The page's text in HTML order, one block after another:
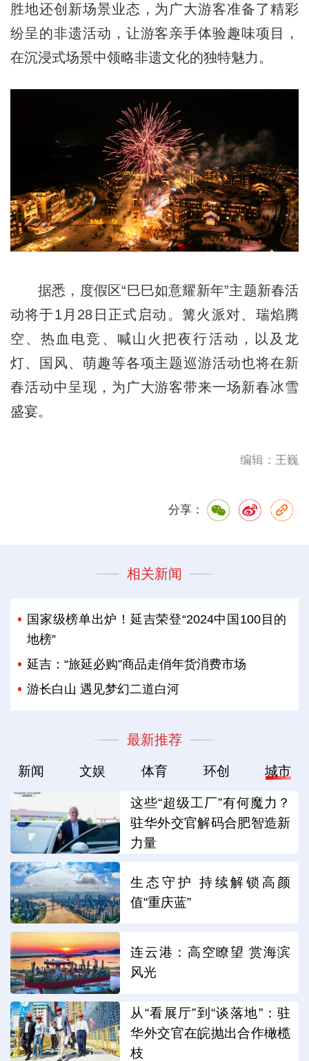
胜地还创新场景业态，为广大游客准备了精彩
纷呈的非遗活动，让游客亲手体验趣味项目，
在沉浸式场景中领略非遗文化的独特魅力。
据悉，度假区“巳巳如意耀新年”主题新春活
动将于1月28日正式启动。篝火派对、瑞焰腾
空、热血电竞、喊山火把夜行活动，以及龙
灯、国风、萌趣等各项主题巡游活动也将在新
春活动中呈现，为广大游客带来一场新春冰雪
盛宴。
编辑：王巍
分享：
相关新闻
国家级榜单出炉！延吉荣登“2024中国100目的
地榜”
延吉：“旅延必购”商品走俏年货消费市场
游长白山 遇见梦幻二道白河
最新推荐
新闻 文娱 体育 环创 城市
这些“超级工厂”有何魔力？
驻华外交官解码合肥智造新
力量
生态守护 持续解锁高颜
值“重庆蓝”
连云港：高空瞭望 赏海滨
风光
从“看展厅”到“谈落地”：驻
华外交官在皖抛出合作橄榄
枝